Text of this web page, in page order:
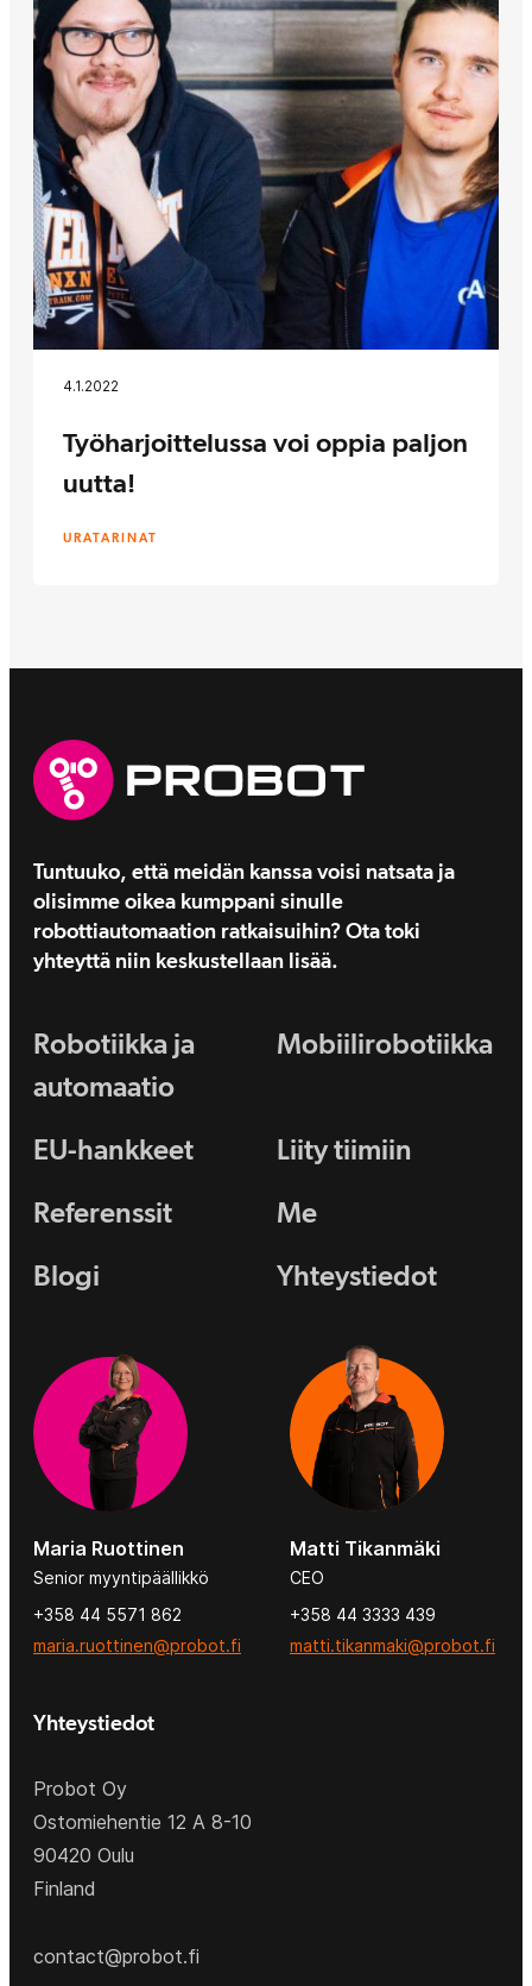
4.1.2022
URATARINAT
Työharjoittelussa voi oppia paljon
uutta!
Tuntuuko, että meidän kanssa voisi natsata ja
olisimme oikea kumppani sinulle
robottiautomaation ratkaisuihin? Ota toki
yhteyttä niin keskustellaan lisää.
Robotiikka ja
automaatio
Mobiilirobotiikka
EU-hankkeet
Liity tiimiin
Referenssit
Me
Blogi
Yhteystiedot
Yhteystiedot
Probot Oy
Ostomiehentie 12 A 8-10
90420 Oulu
Finland
contact@probot.fi
Maria Ruottinen
Senior myyntipäällikkö
+358 44 5571 862
maria.ruottinen@probot.fi
Matti Tikanmäki
CEO
+358 44 3333 439
matti.tikanmaki@probot.fi